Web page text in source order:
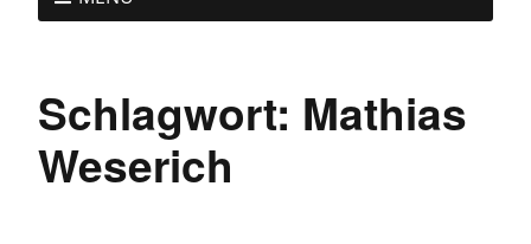
Schlagwort: Mathias
Weserich